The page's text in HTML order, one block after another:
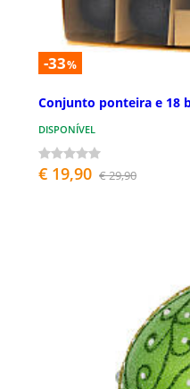
-33%
Conjunto ponteira e 18
DISPONÍVEL
€ 19,90 € 29,90